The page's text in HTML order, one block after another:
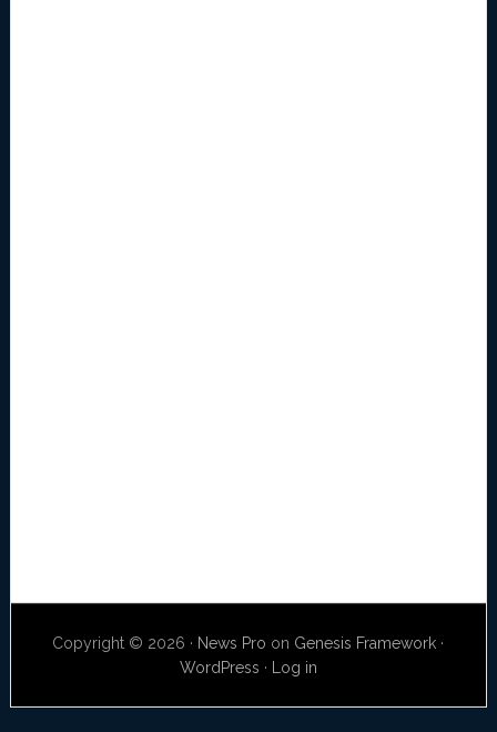
Copyright © 2026 · News Pro on Genesis Framework ·
WordPress · Log in